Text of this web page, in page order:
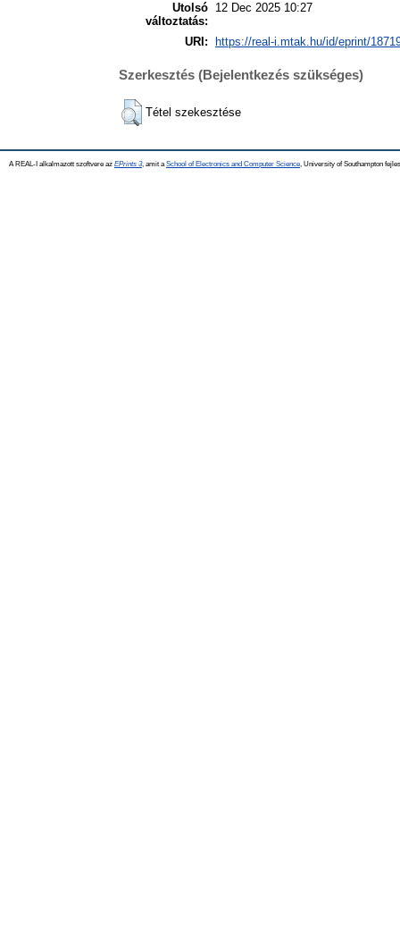
Utolsó
változtatás:
12 Dec 2025 10:27
URI: https://real-i.mtak.hu/id/eprint/
Szerkesztés (Bejelentkezés szükséges)
Tétel szekesztése
A REAL-I alkalmazott szoftvere az EPrints 3, amit a School of Electronics and Computer Science , University of Southampton